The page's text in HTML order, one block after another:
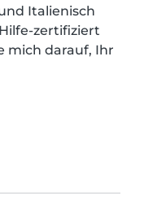
Italienisch
zertifiziert
mich darauf, Ihr